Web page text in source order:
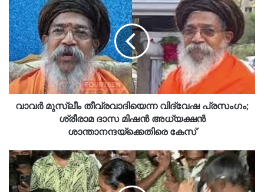
വാവർ മുസ്ലീം തീവ്രവാദിയെന്ന വിദ്വേഷ പ്രസംഗം;
ശ്രീരാമ ദാസ മിഷൻ അധ്യക്ഷൻ
ശാന്താനന്ദയ്‌ക്കെതിരെ കേസ്